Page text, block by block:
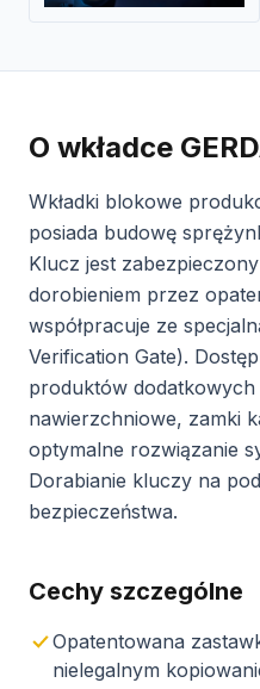
O wkładce
Wkładki blokowe
posiada budowę
Klucz jest
dorobieniem przez
współpracuje ze
Verification Gate).
produktów
nawierzchniowe, zamki
optymalne rozwiązanie
Dorabianie kluczy na
bezpieczeństwa.
Cechy szczególne
Opatentowana
nielegalnym